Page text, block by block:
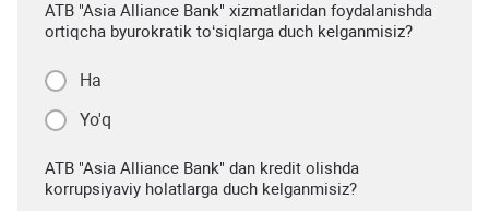
ATB "Asia Alliance Bank" xizmatlaridan foydalanishda
ortiqcha byurokratik to‘siqlarga duch kelganmisiz?
Ha
Yo'q
ATB "Asia Alliance Bank" dan kredit olishda
korrupsiyaviy holatlarga duch kelganmisiz?